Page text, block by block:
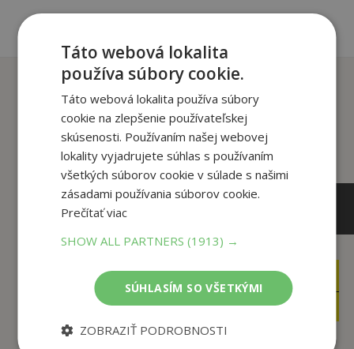
Zákazníci, ktorí si kúpili
tento titul si tiež kúpili
12
5 €
11
Táto webová lokalita
používa súbory cookie.
Táto webová lokalita používa súbory
cookie na zlepšenie používateľskej
skúsenosti. Používaním našej webovej
lokality vyjadrujete súhlas s používaním
všetkých súborov cookie v súlade s našimi
zásadami používania súborov cookie.
Prečítať viac
SHOW ALL PARTNERS(1913) →
SÚHLASÍM SO VŠETKÝMI
ZOBRAZIŤ PODROBNOSTI